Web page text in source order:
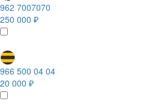
962 7007070
250 000 ₽
966 500 04 04
20 000 ₽